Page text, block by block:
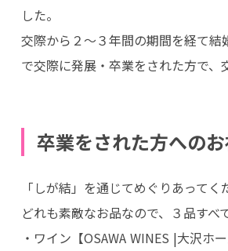
した。
交際から２〜３年間の期間を経て
で交際に発展・卒業をされた方で、
卒業をされた方への
「しが結」を通じてめぐりあって
どれも素敵なお品なので、３品す
・ワイン【OSAWA WINES |大沢ホ